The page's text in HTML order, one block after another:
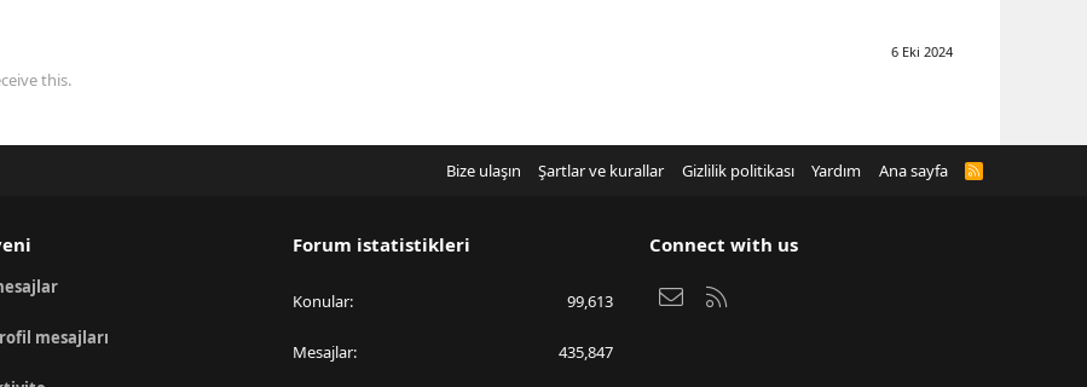
6 Eki 2024
this.
Bize ulaşın Şartlar ve kurallar Gizlilik politikası Yardım Ana sayfa
R
mesajları
Forum istatistikleri
Konular 99,613
Mesajlar 435,847
Connect with us
Bize ulaşın